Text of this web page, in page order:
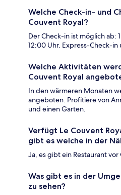
Welche Check-in- und
Couvent Royal?
Der Check-in ist möglich ab:
12:00 Uhr. Express-Check-
Welche Aktivitäten
Couvent Royal
In den wärmeren Monaten
angeboten. Profitiere von
und einen Garten.
Verfügt Le Couvent
gibt es welche in der
Ja, es gibt ein Restaurant vor
Was gibt es in der
zu sehen?